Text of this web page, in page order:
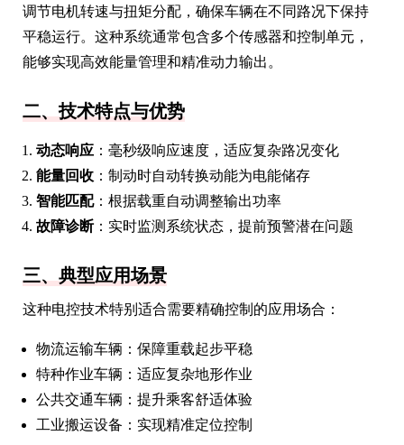
调节电机转速与扭矩分配，确保车辆在不同路况下保持
平稳运行。这种系统通常包含多个传感器和控制单元，
能够实现高效能量管理和精准动力输出。
二、技术特点与优势
动态响应 ：毫秒级响应速度，适应复杂路况变化
能量回收 ：制动时自动转换动能为电能储存
智能匹配：根据载重自动调整输出功率
故障诊断：实时监测系统状态，提前预警潜在问题
三、典型应用场景
这种电控技术特别适合需要精确控制的应用场合：
物流运输车辆：保障重载起步平稳
特种作业车辆：适应复杂地形作业
公共交通车辆：提升乘客舒适体验
工业搬运设备：实现精准定位控制